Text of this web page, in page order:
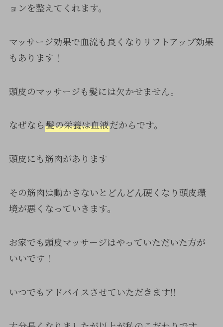
ョンを整えてくれます。
マッサージ効果で血流も良くなりリフトアップ効果
もあります！
頭皮のマッサージも髪には欠かせません。
なぜなら髪の栄養は血液だからです。
頭皮にも筋肉があります
その筋肉は動かさないとどんどん硬くなり頭皮環
境が悪くなっていきます。
お家でも頭皮マッサージはやっていただいた方が
いいです！
いつでもアドバイスさせていただきます‼